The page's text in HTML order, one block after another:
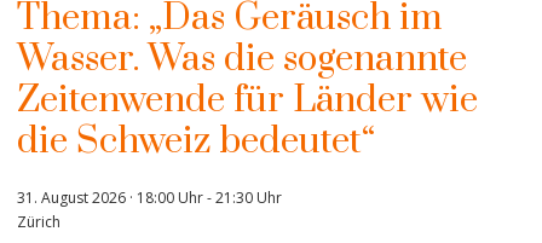
Thema: „Das Geräusch im
Wasser. Was die sogenannte
Zeitenwende für Länder wie
die Schweiz bedeutet“
31. August 2026 · 18:00 Uhr-21:30 Uhr
Zürich